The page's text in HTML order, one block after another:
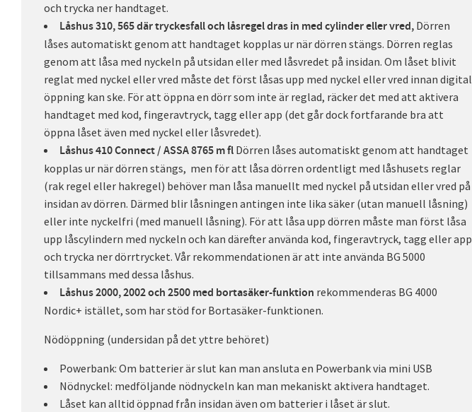
och trycka ner handtaget.
Låshus 310, 565 där tryckesfall och låsregel dras in med cylinder eller vred, Dörren
låses automatiskt genom att handtaget kopplas ur när dörren stängs. Dörren reglas
genom att låsa med nyckeln på utsidan eller med låsvredet på insidan. Om låset blivit
reglat med nyckel eller vred måste det först låsas upp med nyckel eller vred innan digital
öppning kan ske. För att öppna en dörr som inte är reglad, räcker det med att aktivera
handtaget med kod, fingeravtryck, tagg eller app (det går dock fortfarande bra att
öppna låset även med nyckel eller låsvredet).
Låshus 410 Connect / ASSA 8765 m fl Dörren låses automatiskt genom att handtaget
kopplas ur när dörren stängs, men för att låsa dörren ordentligt med låshusets reglar
(rak regel eller hakregel) behöver man låsa manuellt med nyckel på utsidan eller vred på
insidan av dörren. Därmed blir låsningen antingen inte lika säker (utan manuell låsning)
eller inte nyckelfri (med manuell låsning). För att låsa upp dörren måste man först låsa
upp låscylindern med nyckeln och kan därefter använda kod, fingeravtryck, tagg eller app
och trycka ner dörrtrycket. Vår rekommendationen är att inte använda BG 5000
tillsammans med dessa låshus.
Låshus 2000, 2002 och 2500 med bortasäker-funktion rekommenderas BG 4000
Nordic+ istället, som har stöd for Bortasäker-funktionen.
Nödöppning (undersidan på det yttre behöret)
Powerbank: Om batterier är slut kan man ansluta en Powerbank via mini USB
Nödnyckel: medföljande nödnyckeln kan man mekaniskt aktivera handtaget.
Låset kan alltid öppnad från insidan även om batterier i låset är slut.